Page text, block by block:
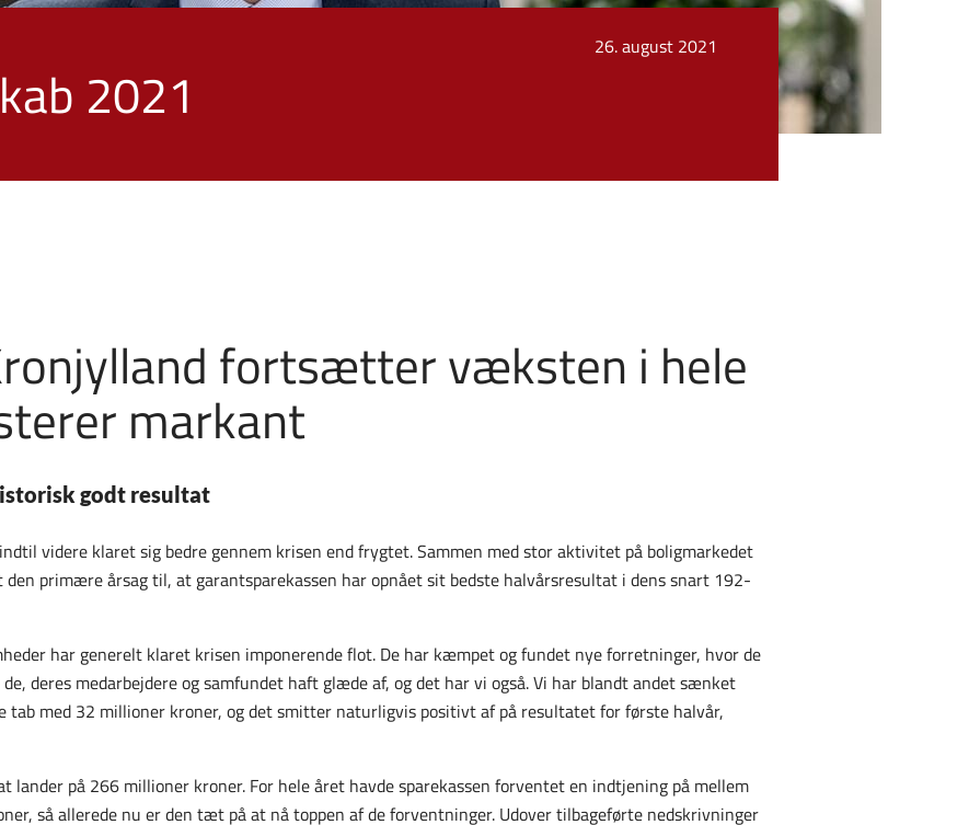
2021
26. august 2021
fortsætter væksten i hele
markant
godt resultat
videre klaret sig bedre gennem krisen end frygtet. Sammen med stor aktivitet på boligmarkedet
primære årsag til, at garantsparekassen har opnået sit bedste halvårsresultat i dens snart 192-
har generelt klaret krisen imponerende flot. De har kæmpet og fundet nye forretninger, hvor de
deres medarbejdere og samfundet haft glæde af, og det har vi også. Vi har blandt andet sænket
tab med 32 millioner kroner, og det smitter naturligvis positivt af på resultatet for første halvår,
lander på 266 millioner kroner. For hele året havde sparekassen forventet en indtjening på mellem
så allerede nu er den tæt på at nå toppen af de forventninger. Udover tilbageførte nedskrivninger